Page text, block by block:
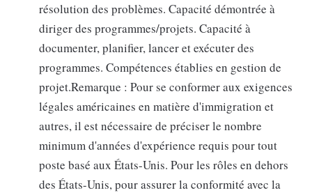
résolution des problèmes. Capacité démontrée à
diriger des programmes/projets. Capacité à
documenter, planifier, lancer et exécuter des
programmes. Compétences établies en gestion de
projet.Remarque : Pour se conformer aux exigences
légales américaines en matière d'immigration et
autres, il est nécessaire de préciser le nombre
minimum d'années d'expérience requis pour tout
poste basé aux États-Unis. Pour les rôles en dehors
des États-Unis, pour assurer la conformité avec la